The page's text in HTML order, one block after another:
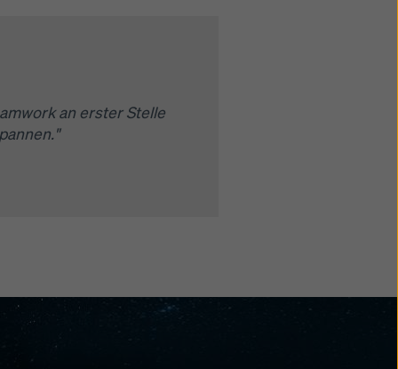
an erster Stelle